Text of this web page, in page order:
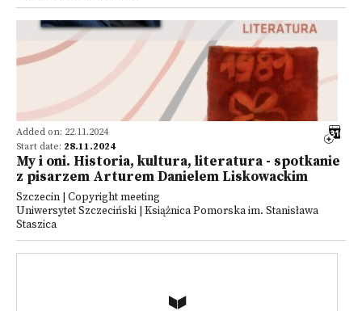
Added on: 22.11.2024
Start date: 28.11.2024
My i oni. Historia, kultura, literatura - spotkanie
z pisarzem Arturem Danielem Liskowackim
Szczecin | Copyright meeting
Uniwersytet Szczeciński | Książnica Pomorska im. Stanisława
Staszica